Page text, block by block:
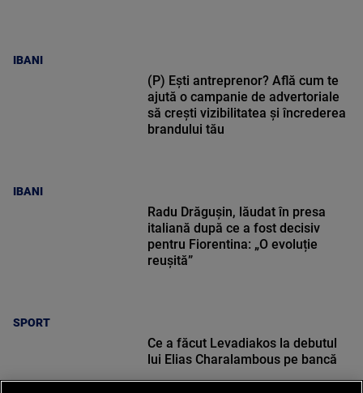
IBANI
IBANI
(P) Ești antreprenor? Află cum te
ajută o campanie de advertoriale
să crești vizibilitatea și încrederea
brandului tău
SPORT
Radu Drăgușin, lăudat în presa
italiană după ce a fost decisiv
pentru Fiorentina: „O evoluție
reușită”
Ce a făcut Levadiakos la debutul
lui Elias Charalambous pe bancă